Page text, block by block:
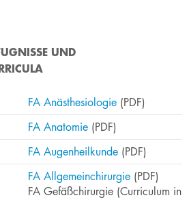
UND
​FA Anästhesiologie (PDF)
​​FA Anatomie ​ (PDF)
​FA Augenheilku​​​nde (PDF)
​FA Allgemeinchirurgie (PDF)
FA Gefäßchirurgie (Curriculum in